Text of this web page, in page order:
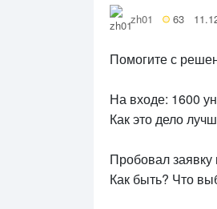
zh01 63
Помогите с
На входе: 1600
Как это дело
Пробовал заявку
Как быть? Что